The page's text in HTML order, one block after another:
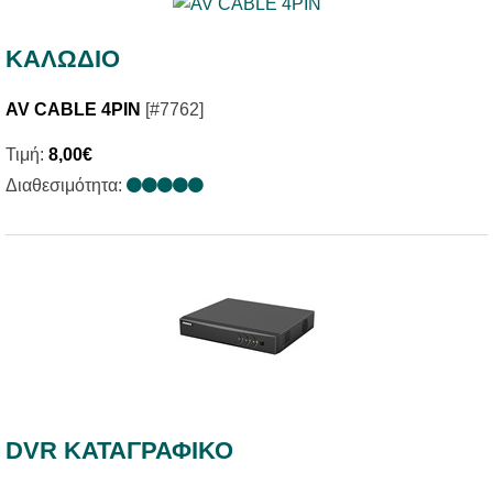
ΚΑΛΩΔΙΟ
AV CABLE 4PIN [#7762]
Τιμή: 8,00€
Διαθεσιμότητα:
DVR ΚΑΤΑΓΡΑΦΙΚΟ